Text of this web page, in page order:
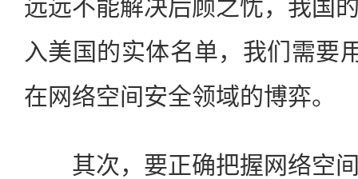
远远不能解决后顾之忧，我国
入美国的实体名单，我们需要
在网络空间安全领域的博弈。
其次，要正确把握网络空间